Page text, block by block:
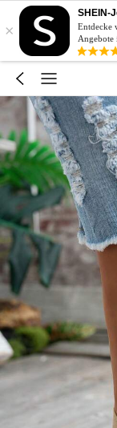
×
SHEIN-
Entdecke
Angebote